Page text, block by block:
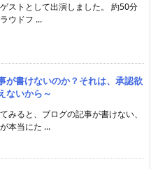
ストとして出演しました。 約50分
ウドフ ...
が書けないのか？それは、承認欲
ないから～
みると、ブログの記事が書けない、
本当にた ...